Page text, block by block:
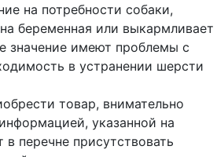
на потребности собаки,
беременная или выкармливает
значение имеют проблемы с
в устранении шерсти
товар, внимательно
указанной на
перечне присутствовать